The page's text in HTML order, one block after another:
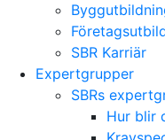
SBR Karriär
Expertgrupper
SBRs
Hur blir